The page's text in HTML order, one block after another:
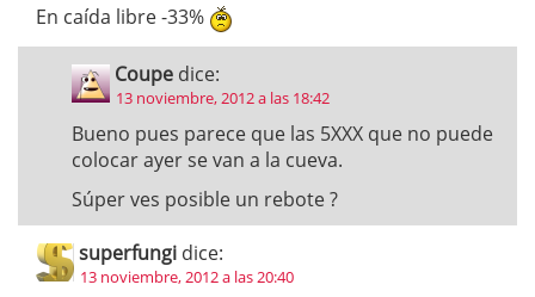
En caída libre -33%
Coupe dice:
13 noviembre, 2012 a las 18:42
Bueno pues parece que las 5XXX que no puede
colocar ayer se van a la cueva.
Súper ves posible un rebote ?
superfungi dice:
13 noviembre, 2012 a las 20:40